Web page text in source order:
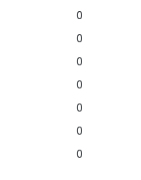
0
0
0
0
0
0
0